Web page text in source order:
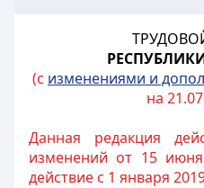
(с изменениями и
на
Данная редакция
изменений от 15
действие с 1 января